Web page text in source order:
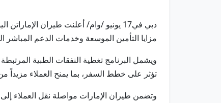
دبي في17 يونيو /وام/ أعلنت طيران
مزايا التأمين الموسعة وخدمات الدعم المباشر
ويشمل البرنامج تغطية النفقات الطبية
تؤثر على خطط السفر، بما يمنح العملاء مزيداً
وتضمن طيران الإمارات مواصلة نقل العملاء